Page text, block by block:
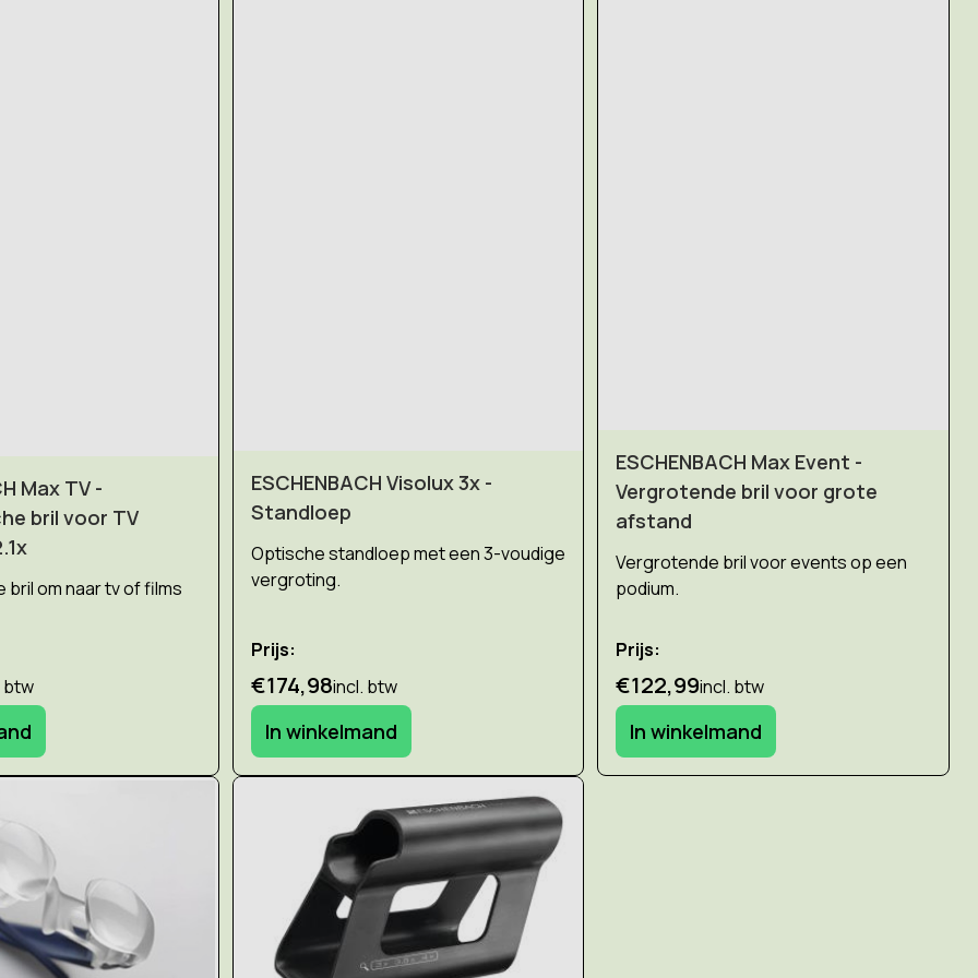
Max TV -
bril voor TV
om naar tv of films
btw
ESCHENBACH Visolux 3x -
Standloep
Optische standloep met een 3-voudige
vergroting.
Prijs:
€174,98incl. btw
In winkelmand
ESCHENBACH Max Event -
Vergrotende bril voor grote
afstand
Vergrotende bril voor events op een
podium.
Prijs:
€122,99incl. btw
In winkelmand